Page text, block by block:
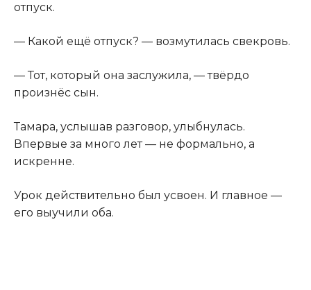
отпуск.
— Какой ещё отпуск? — возмутилась свекровь.
— Тот, который она заслужила, — твёрдо
произнёс сын.
Тамара, услышав разговор, улыбнулась.
Впервые за много лет — не формально, а
искренне.
Урок действительно был усвоен. И главное —
его выучили оба.